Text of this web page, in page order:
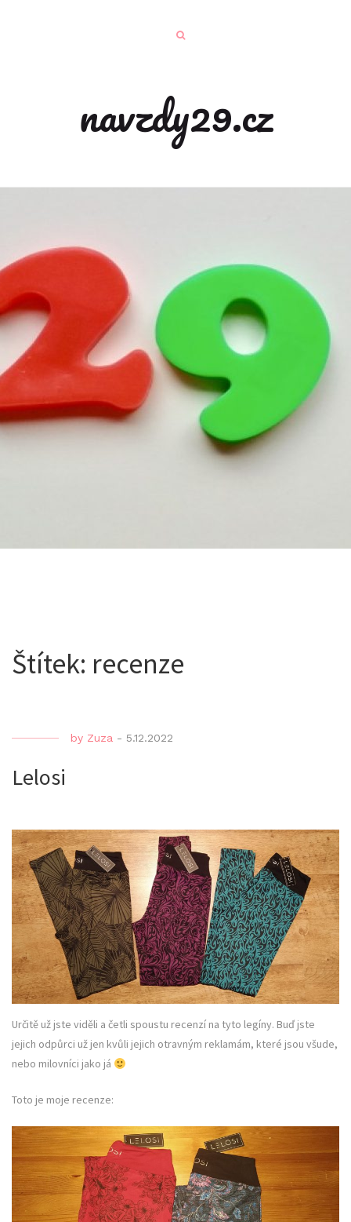
navzdy29.cz
Štítek: recenze
by Zuza - 5.12.2022
Lelosi
Určitě už jste viděli a četli spoustu recenzí na tyto legíny. Buď jste
jejich odpůrci už jen kvůli jejich otravným reklamám, které jsou všude,
nebo milovníci jako já
Toto je moje recenze: